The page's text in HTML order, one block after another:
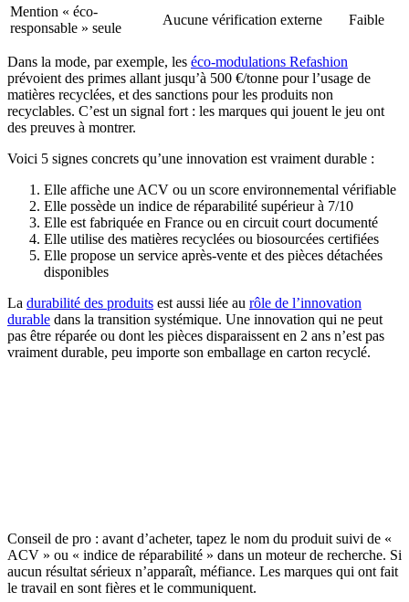
Mention « éco-
responsable » seule
Aucune vérification externe Faible
Dans la mode, par exemple, les éco-modulations Refashion
prévoient des primes allant jusqu’à 500 €/tonne pour l’usage de
matières recyclées, et des sanctions pour les produits non
recyclables. C’est un signal fort : les marques qui jouent le jeu ont
des preuves à montrer.
Voici 5 signes concrets qu’une innovation est vraiment durable :
Elle affiche une ACV ou un score environnemental vérifiable
Elle possède un indice de réparabilité supérieur à 7/10
Elle est fabriquée en France ou en circuit court documenté
Elle utilise des matières recyclées ou biosourcées certifiées
Elle propose un service après-vente et des pièces détachées
disponibles
La durabilité des produits est aussi liée au rôle de l’innovation
durable dans la transition systémique. Une innovation qui ne peut
pas être réparée ou dont les pièces disparaissent en 2 ans n’est pas
vraiment durable, peu importe son emballage en carton recyclé.
Conseil de pro : avant d’acheter, tapez le nom du produit suivi de «
ACV » ou « indice de réparabilité » dans un moteur de recherche. Si
aucun résultat sérieux n’apparaît, méfiance. Les marques qui ont fait
le travail en sont fières et le communiquent.